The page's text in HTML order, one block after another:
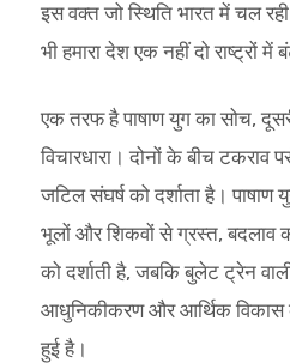
इस वक्त जो स्थिति भारत में चल
भी हमारा देश एक नहीं दो राष्ट्रों में
एक तरफ है पाषाण युग का सोच,
विचारधारा। दोनों के बीच टकराव
जटिल संघर्ष को दर्शाता है। पाषाण
भूलों और शिकवों से ग्रस्त, बदलाव
को दर्शाती है, जबकि बुलेट ट्रेन
आधुनिकीकरण और आर्थिक विकास
हुई है।